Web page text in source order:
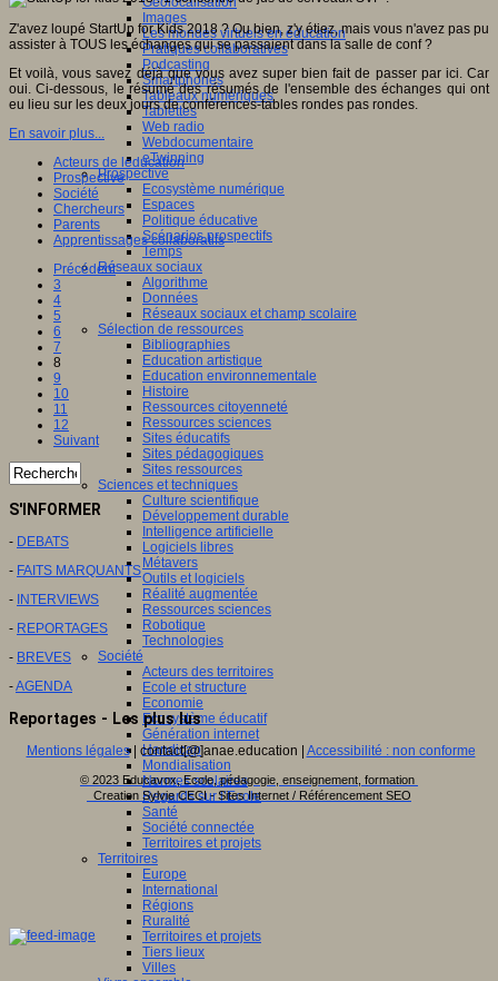
Images
Les mondes virtuels en éducation
Pratiques collaboratives
Podcasting
Smartphones
Tableaux numériques
Tablettes
Web radio
Webdocumentaire
eTwinning
Prospective
Ecosystème numérique
Espaces
Politique éducative
Scénarios prospectifs
Temps
Réseaux sociaux
Algorithme
Données
Réseaux sociaux et champ scolaire
Sélection de ressources
Bibliographies
Education artistique
Education environnementale
Histoire
Ressources citoyenneté
Ressources sciences
Sites éducatifs
Sites pédagogiques
Sites ressources
Sciences et techniques
Culture scientifique
Développement durable
Intelligence artificielle
Logiciels libres
Métavers
Outils et logiciels
Réalité augmentée
Ressources sciences
Robotique
Technologies
Société
Acteurs des territoires
Ecole et structure
Economie
Ecosystème éducatif
Génération internet
Handicap
Mondialisation
Normes scolaires
Regards sur l’Ecole
Santé
Société connectée
Territoires et projets
Territoires
Europe
International
Régions
Ruralité
Territoires et projets
Tiers lieux
Villes
Z'avez loupé StartUp for Kids 2018 ? Ou bien, z'y étiez, mais vous n'avez pas pu
assister à TOUS les échanges qui se passaient dans la salle de conf ?
Et voilà, vous savez déjà que vous avez super bien fait de passer par ici. Car
oui. Ci-dessous, le résumé des résumés de l'ensemble des échanges qui ont
eu lieu sur les deux jours de conférences-tables rondes pas rondes.
En savoir plus...
Acteurs de leducation
Prospective
Société
Chercheurs
Parents
Apprentissages collaboratifs
Précédent
3
4
5
6
7
8
9
10
11
12
Suivant
S'INFORMER
- DEBATS
- FAITS MARQUANTS
- INTERVIEWS
- REPORTAGES
- BREVES
-AGENDA
Reportages - Les plus lus
Mentions légales| contact[@]anae.education | Accessibilité : non conforme
© 2023 Educavox, Ecole, pédagogie, enseignement, formation
Creation Sylvie CECI - Sites Internet / Référencement SEO